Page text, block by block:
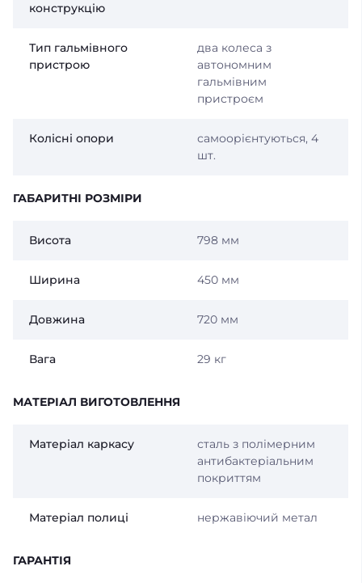
конструкцію
Тип гальмівного
пристрою
два колеса з
автономним
гальмівним
пристроєм
Колісні опори
самоорієнтуються, 4
шт.
ГАБАРИТНІ РОЗМІРИ
Висота 798 мм
Ширина 450 мм
Довжина 720 мм
Вага 29 кг
МАТЕРІАЛ ВИГОТОВЛЕННЯ
Матеріал каркасу
сталь з полімерним
антибактеріальним
покриттям
Матеріал полиці нержавіючий метал
ГАРАНТІЯ